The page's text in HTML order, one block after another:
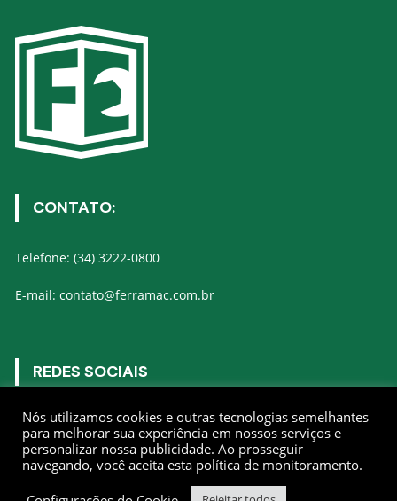
CONTATO:
Telefone: (34) 3222-0800
E-mail: contato@ferramac.com.br
REDES SOCIAIS
Gostar
Nós utilizamos cookies e outras tecnologias semelhantes
para melhorar sua experiência em nossos serviços e
personalizar nossa publicidade. Ao prosseguir
navegando, você aceita esta política de monitoramento.